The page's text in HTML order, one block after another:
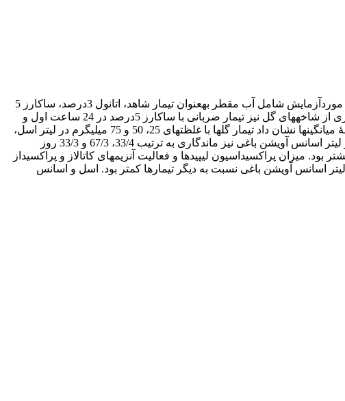
در این پژوهش که باهدف بهبود کیفیت و افزایش ماندگاری پس از برداشت گل شاخه بریدنی مریم رقم دابل انجام گرفت، تیمارهای موردآزمایش شامل آب مقطر به­عنوان تیمار شاهد، اتانول 3درصد، ساکارز 5
درصد، اسانس آویشن باغی در سه سطح 50، 75 و 100 میلی­گرم در لیتر، اسل در سه سطح 25، 50 و 75 میلی­گرم در لیتر و برای شماری از شاخه­های گل نیز تیمار ضربانی با ساکارز 5درصد در 24 ساعت اول و
قرار دادن شاخه­های گل­ تیمارشده با ساکارز در سه غلظت یادشدۀ اسانس آویشن باغی و اسل، در 24 ساعت دوم بودند. نتایج مقایسۀ میانگین­ها نشان داد تیمار گل­ها با غلظت­های 25، 50 و 75 میلی­گرم در لیتر اسل،
بیشترین تأثیر را در به تأخیر انداختن پیری گل­ها به ترتیب به مدت 33/7، 67/6 و 67/5 روز داشتند. در غلظت­های 75، 100 و 50 میلی­گرم در لیتر اسانس آویشن باغی نیز ماندگاری به ترتیب 33/4، 67/3 و 33/3 روز
میزان پراکسیداسیون لیپیدها و فعالیت آنزیم­های کاتالاز و پراکسیداز
تیمارشده با غلظت­های 25، 50 و 75 میلی­گرم در لیتر اسل و غلظت­های 75، 100 و 50 میلی­گرم در لیتر اسانس آویشن باغی نسبت به دیگر تیمارها کمتر بود. اسل و اسانس